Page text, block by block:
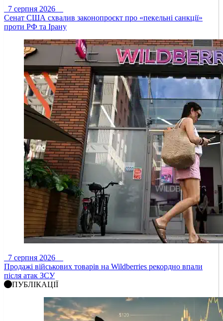
7 серпня 2026
Сенат США схвалив законопроєкт про «пекельні санкції»
проти РФ та Ірану
7 серпня 2026
Продажі військових товарів на Wildberries рекордно впали
після атак ЗСУ
ПУБЛІКАЦІЇ